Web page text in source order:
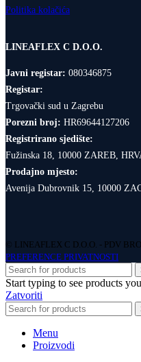
Politika kolačića
LINEAFLEX C D.O.O.
Javni registar: 080346875
Registar:
Trgovački sud u Zagrebu
Porezni broj: HR69644127206
Registrirano sjedište:
Fužinska 18, 10000 ZAREB,
Prodajno mjesto:
Avenija Dubrovnik 15, 10000
© LINEAFLEX C D.O.O. - PDV
PREFERENCE PRIVATNOSTI
Start typing to see products
Zatvoriti
Menu
Proizvodi